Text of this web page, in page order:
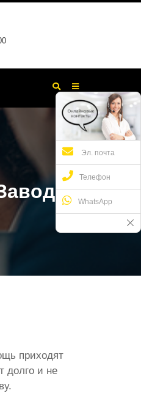
приходят
долго и не
Эл. почта
Телефон
WhatsApp